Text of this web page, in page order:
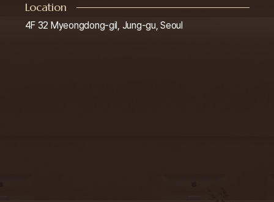
Location
4F 32 Myeongdong-gil, Jung-gu, Seoul